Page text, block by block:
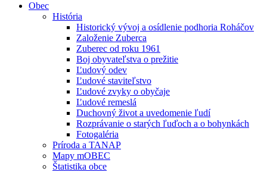
Obec
História
Historický vývoj a osídlenie podhoria Roháčov
Založenie Zuberca
Zuberec od roku 1961
Boj obyvateľstva o prežitie
Ľudový odev
Ľudové staviteľstvo
Ľudové zvyky o obyčaje
Ľudové remeslá
Duchovný život a uvedomenie ľudí
Rozprávanie o starých ľuďoch a o bohynkách
Fotogaléria
Príroda a TANAP
Mapy mOBEC
Štatistika obce